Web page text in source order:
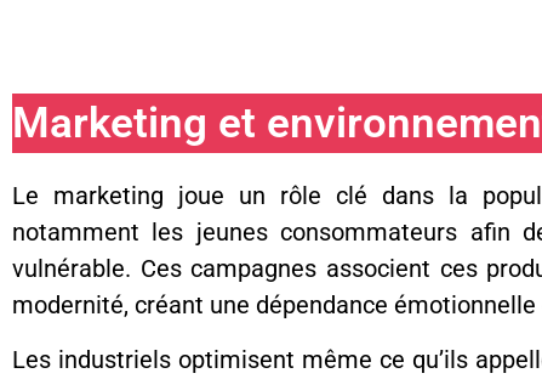
Marketing et
Le marketing joue un rôle clé dans la
notamment les jeunes consommateurs afin
vulnérable. Ces campagnes associent ces
modernité, créant une dépendance
Les industriels optimisent même ce qu’ils